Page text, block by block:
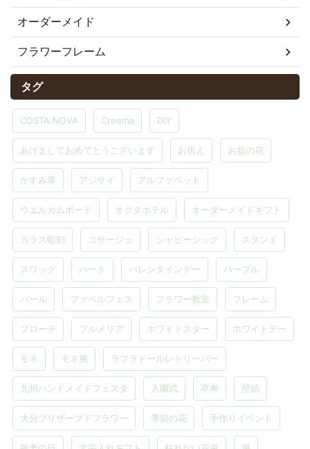
オーダーメイド
フラワーフレーム
タグ
COSTA NOVA Creema DIY
あけましておめでとうございます お供え お盆の花
かすみ草 アジサイ アルファベット
ウエルカムボード オクタホテル オーダーメイドギフト
ガラス彫刻 コサージュ シャビーシック スタンド
スワッグ ハート バレンタインデー パープル
パール ファベルフェス フラワー教室 フレーム
ブローチ プルメリア ホワイトスター ホワイトデー
モネ モネ展 ラブラドールレトリーバー
九州ハンドメイドフェスタ 入園式 卒寿 壁紙
大分プリザーブドフラワー 季節の花 手作りイベント